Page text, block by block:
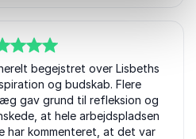
begejstret over Lisbeths
og budskab. Flere
gav grund til refleksion og
at hele arbejdspladsen
har kommenteret, at det var